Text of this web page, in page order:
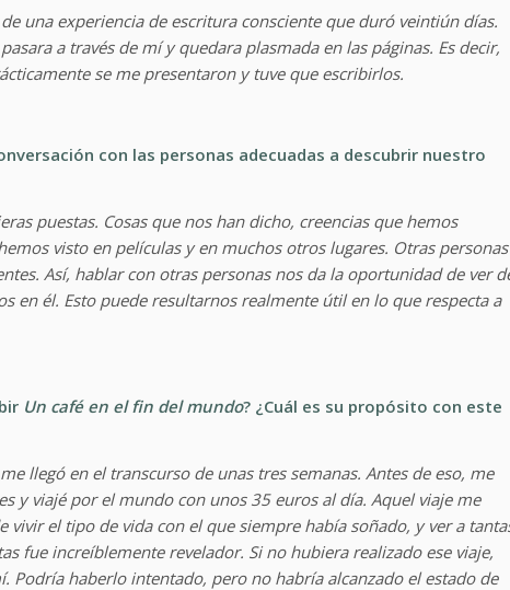
una experiencia de escritura consciente que duró veintiún días.
a través de mí y quedara plasmada en las páginas. Es decir,
se me presentaron y tuve que escribirlos.
con las personas adecuadas a descubrir nuestro
puestas. Cosas que nos han dicho, creencias que hemos
visto en películas y en muchos otros lugares. Otras personas
Así, hablar con otras personas nos da la oportunidad de ver
en él. Esto puede resultarnos realmente útil en lo que respecta a
Un café en el fin del mundo? ¿Cuál es su propósito con este
llegó en el transcurso de unas tres semanas. Antes de eso, me
y viajé por el mundo con unos 35 euros al día. Aquel viaje me
el tipo de vida con el que siempre había soñado, y ver a
fue increíblemente revelador. Si no hubiera realizado ese viaje,
Podría haberlo intentado, pero no habría alcanzado el estado de